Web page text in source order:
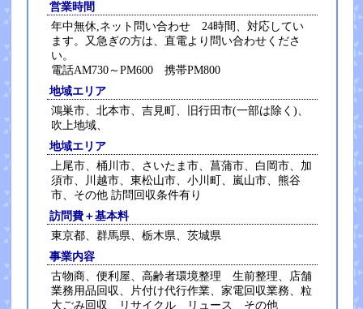
営業時間
年中無休,ネット問い合わせ 24時間、対応してい
ます。又急ぎの方は、直電より問い合わせくださ
い。
電話AM730～PM600 携帯PM800
地域エリア
鴻巣市、北本市、吉見町、旧行田市(一部は除く)、
吹上地域、
地域エリア
上尾市、桶川市、さいたま市、菖蒲市、白岡市、加
須市、川越市、東松山市、小川町、嵐山市、熊谷
市、その他 訪問回収条件有り
訪問費＋基本料
東京都、群馬県、栃木県、茨城県
事業内容
古物商、便利屋、高齢者環境整理 生前整理、店舗
業務用品回収、片付け代行作業、家電回収業務、粒
大ごみ回収 リサイクル リュース その他